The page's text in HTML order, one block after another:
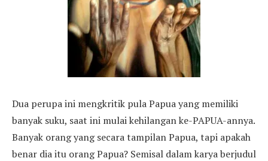
Dua perupa ini mengkritik pula Papua yang memiliki
banyak suku, saat ini mulai kehilangan ke-PAPUA-annya.
Banyak orang yang secara tampilan Papua, tapi apakah
benar dia itu orang Papua? Semisal dalam karya berjudul